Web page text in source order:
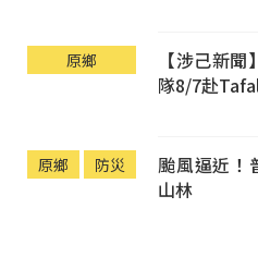
原鄉
【涉己新
隊8/7赴
原鄉 防災
颱風逼近！
山林